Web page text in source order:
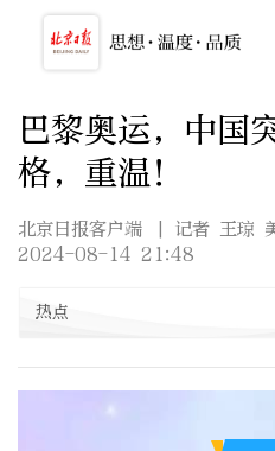
巴黎奥运，中国
格，重温！
北京日报客户端
| 记者 王琼
2024-08-14 21:48
热点